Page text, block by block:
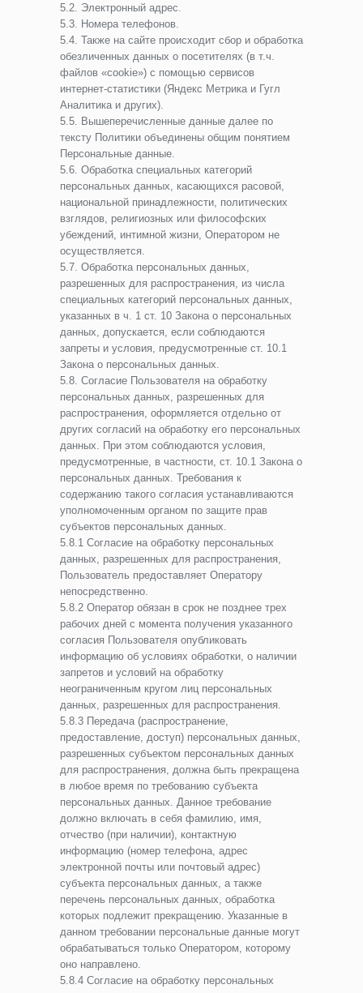
5.2. Электронный адрес.
5.3. Номера телефонов.
5.4. Также на сайте происходит сбор и обработка
обезличенных данных о посетителях (в т.ч.
файлов «cookie») с помощью сервисов
интернет-статистики (Яндекс Метрика и Гугл
Аналитика и других).
5.5. Вышеперечисленные данные далее по
тексту Политики объединены общим понятием
Персональные данные.
5.6. Обработка специальных категорий
персональных данных, касающихся расовой,
национальной принадлежности, политических
взглядов, религиозных или философских
убеждений, интимной жизни, Оператором не
осуществляется.
5.7. Обработка персональных данных,
разрешенных для распространения, из числа
специальных категорий персональных данных,
указанных в ч. 1 ст. 10 Закона о персональных
данных, допускается, если соблюдаются
запреты и условия, предусмотренные ст. 10.1
Закона о персональных данных.
5.8. Согласие Пользователя на обработку
персональных данных, разрешенных для
распространения, оформляется отдельно от
других согласий на обработку его персональных
данных. При этом соблюдаются условия,
предусмотренные, в частности, ст. 10.1 Закона о
персональных данных. Требования к
содержанию такого согласия устанавливаются
уполномоченным органом по защите прав
субъектов персональных данных.
5.8.1 Согласие на обработку персональных
данных, разрешенных для распространения,
Пользователь предоставляет Оператору
непосредственно.
5.8.2 Оператор обязан в срок не позднее трех
рабочих дней с момента получения указанного
согласия Пользователя опубликовать
информацию об условиях обработки, о наличии
запретов и условий на обработку
неограниченным кругом лиц персональных
данных, разрешенных для распространения.
5.8.3 Передача (распространение,
предоставление, доступ) персональных данных,
разрешенных субъектом персональных данных
для распространения, должна быть прекращена
в любое время по требованию субъекта
персональных данных. Данное требование
должно включать в себя фамилию, имя,
отчество (при наличии), контактную
информацию (номер телефона, адрес
электронной почты или почтовый адрес)
субъекта персональных данных, а также
перечень персональных данных, обработка
которых подлежит прекращению. Указанные в
данном требовании персональные данные могут
обрабатываться только Оператором, которому
оно направлено.
5.8.4 Согласие на обработку персональных